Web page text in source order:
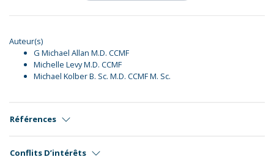
Auteur(s)
G Michael Allan M.D. CCMF
Michelle Levy M.D. CCMF
Michael Kolber B. Sc. M.D. CCMF M. Sc.
Références
Conflits D’intérêts